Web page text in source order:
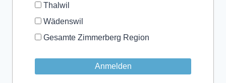
Thalwil
Wädenswil
Gesamte Zimmerberg Region